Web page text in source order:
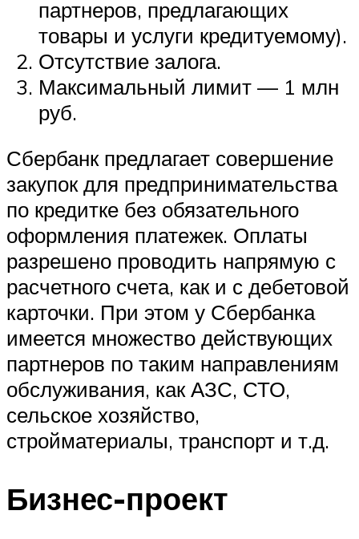
партнеров, предлагающих
товары и услуги кредитуемому).
Отсутствие залога.
Максимальный лимит — 1 млн
руб.
Сбербанк предлагает совершение
закупок для предпринимательства
по кредитке без обязательного
оформления платежек. Оплаты
разрешено проводить напрямую с
расчетного счета, как и с дебетовой
карточки. При этом у Сбербанка
имеется множество действующих
партнеров по таким направлениям
обслуживания, как АЗС, СТО,
сельское хозяйство,
стройматериалы, транспорт и т.д.
Бизнес-проект